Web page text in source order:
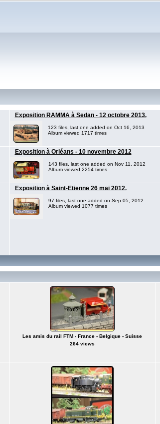
Exposition RAMMA à Sedan - 12 octobre 2013.
123 files, last one added on Oct 16, 2013
Album viewed 1717 times
Exposition à Orléans - 10 novembre 2012
143 files, last one added on Nov 11, 2012
Album viewed 2254 times
Exposition à Saint-Etienne 26 mai 2012.
97 files, last one added on Sep 05, 2012
Album viewed 1077 times
Les amis du rail FTM - France - Belgique - Suisse
264 views